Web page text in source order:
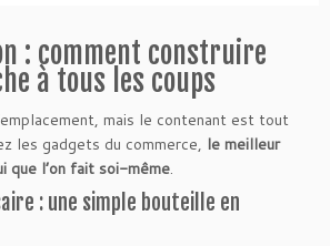
: comment construire
à tous les coups
mais le contenant est tout
les gadgets du commerce, le meilleur
que l’on fait soi-même.
: une simple bouteille en